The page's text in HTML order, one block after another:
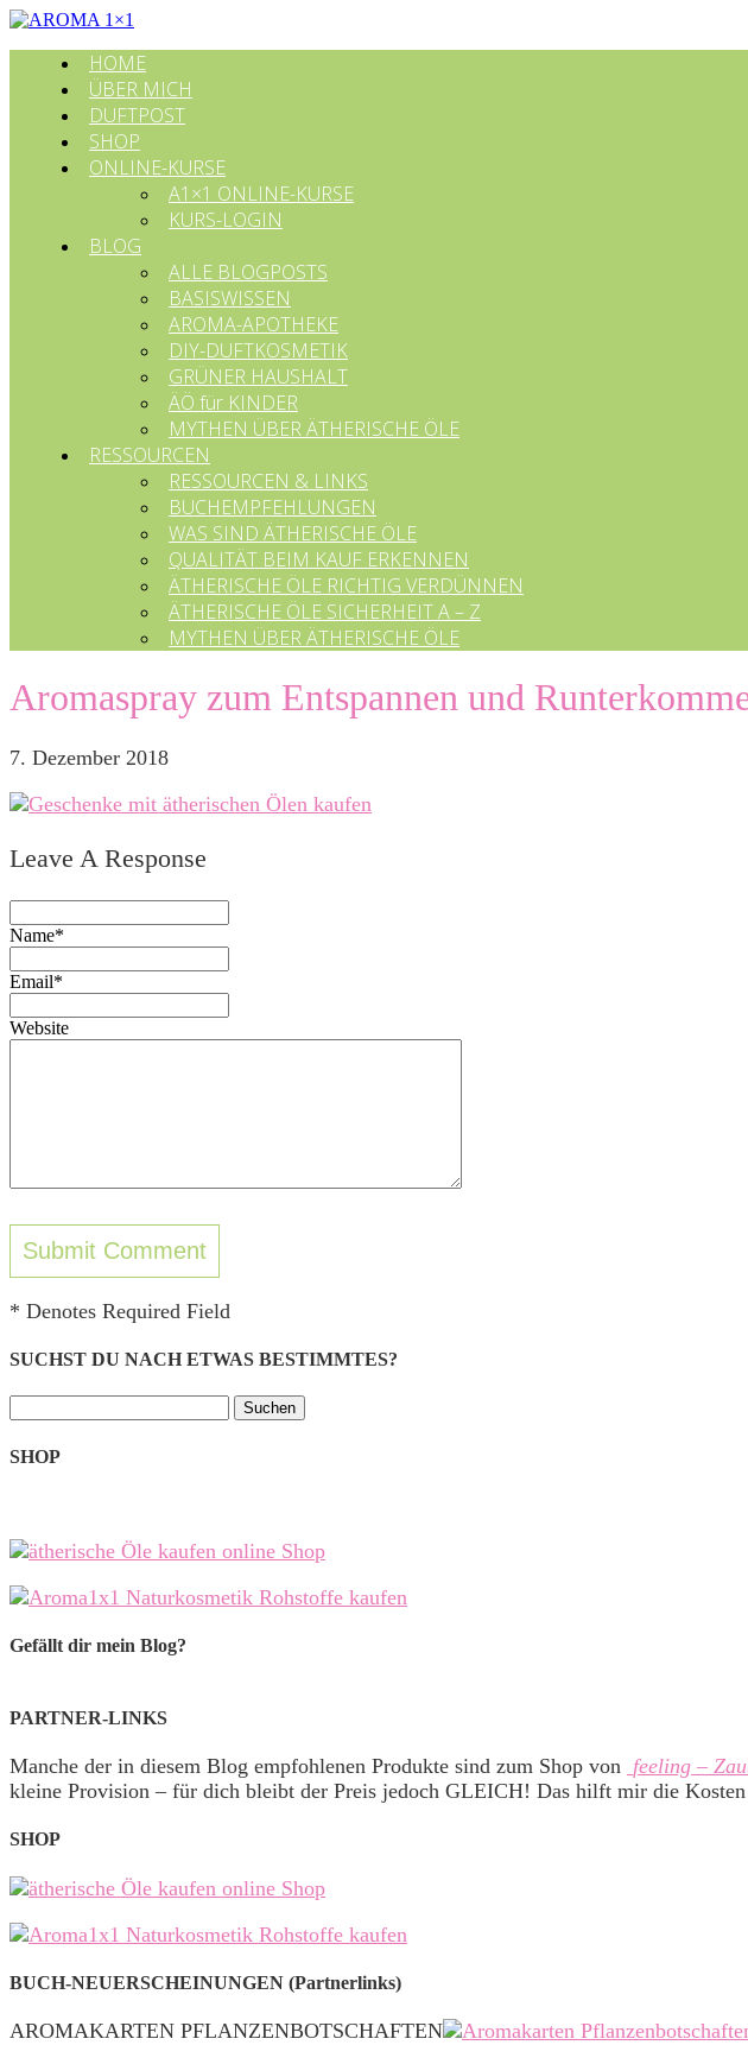
HOME
ÜBER MICH
DUFTPOST
SHOP
ONLINE-KURSE
A1×1 ONLINE-KURSE
KURS-LOGIN
BLOG
ALLE BLOGPOSTS
BASISWISSEN
AROMA-APOTHEKE
DIY-DUFTKOSMETIK
GRÜNER HAUSHALT
ÄÖ für KINDER
MYTHEN ÜBER ÄTHERISCHE ÖLE
RESSOURCEN
RESSOURCEN & LINKS
BUCHEMPFEHLUNGEN
WAS SIND ÄTHERISCHE ÖLE
QUALITÄT BEIM KAUF ERKENNEN
ÄTHERISCHE ÖLE RICHTIG VERDÜNNEN
ÄTHERISCHE ÖLE SICHERHEIT A – Z
MYTHEN ÜBER ÄTHERISCHE ÖLE
Aromaspray zum Entspannen und
7. Dezember 2018
Leave A Response
Name*
Email*
Website
* Denotes Required Field
SUCHST DU NACH ETWAS BESTIMMTES?
nach:
SHOP
Gefällt dir mein Blog?
PARTNER-LINKS
Manche der in diesem Blog empfohlenen Produkte sind zum Shop von feeling –
kleine Provision – für dich bleibt der Preis jedoch GLEICH! Das hilft mir die
SHOP
BUCH-NEUERSCHEINUNGEN (Partnerlinks)
AROMAKARTEN PFLANZENBOTSCHAFTEN